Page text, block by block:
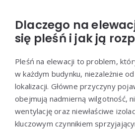
Dlaczego na
się pleśń i jak ją
Pleśń na elewacji to problem,
w każdym budynku, niezależnie
lokalizacji. Główne przyczyny
obejmują nadmierną wilgotność,
wentylację oraz niewłaściwe
kluczowym czynnikiem